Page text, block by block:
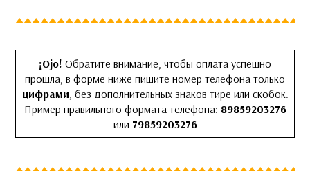
¡Ojo! Обратите внимание, чтобы оплата успешно
прошла, в форме ниже пишите номер телефона только
цифрами , без дополнительных знаков тире или скобок.
Пример правильного формата телефона: 89859203276
или 79859203276